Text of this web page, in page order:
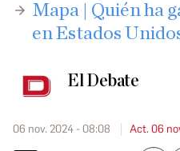
Mapa | Quién ha
en Estados
El Debate
06 nov. 2024 - 08:08 Act. 06